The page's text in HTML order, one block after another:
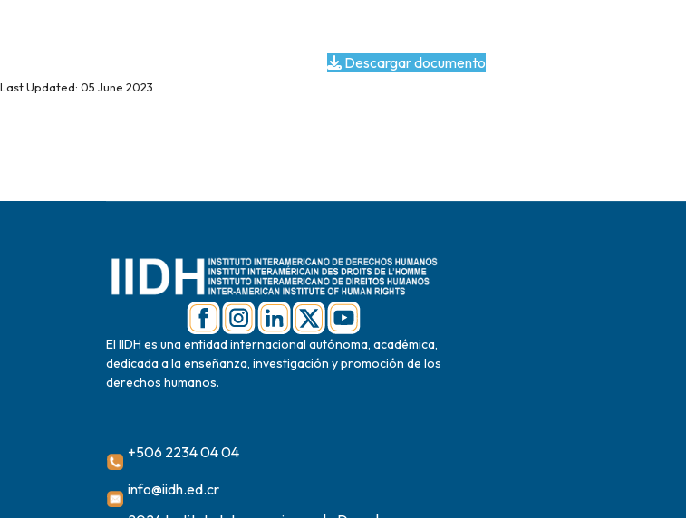
Descargar documento
Last Updated: 05 June 2023
El IIDH es una entidad internacional autónoma, académica,
dedicada a la enseñanza, investigación y promoción de los
derechos humanos.
+506 2234 04 04
info@iidh.ed.cr